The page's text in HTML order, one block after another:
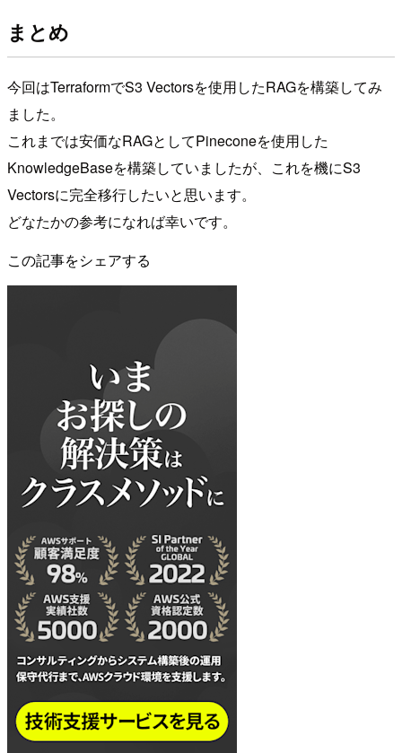
まとめ
今回はTerraformでS3 Vectorsを使用したRAGを構築してみ
ました。
これまでは安価なRAGとしてPineconeを使用した
KnowledgeBaseを構築していましたが、これを機にS3
Vectorsに完全移行したいと思います。
どなたかの参考になれば幸いです。
この記事をシェアする